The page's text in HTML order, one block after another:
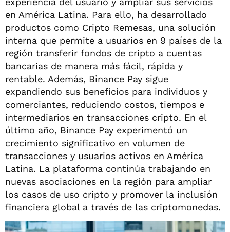
en América Latina. Para ello, ha desarrollado
productos como Cripto Remesas, una solución
interna que permite a usuarios en 9 países de la
región transferir fondos de cripto a cuentas
bancarias de manera más fácil, rápida y
rentable. Además, Binance Pay sigue
expandiendo sus beneficios para individuos y
comerciantes, reduciendo costos, tiempos e
intermediarios en transacciones cripto. En el
último año, Binance Pay experimentó un
crecimiento significativo en volumen de
transacciones y usuarios activos en América
Latina. La plataforma continúa trabajando en
nuevas asociaciones en la región para ampliar
los casos de uso cripto y promover la inclusión
financiera global a través de las criptomonedas.